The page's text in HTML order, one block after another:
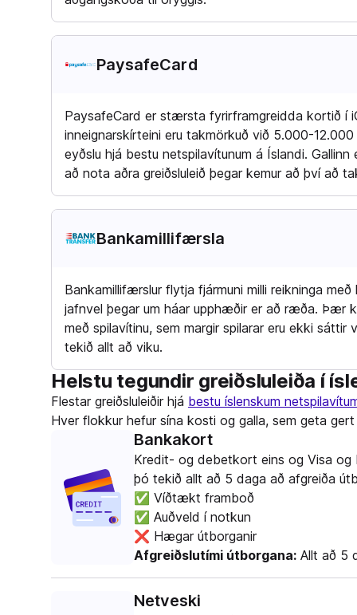
PaysafeCard
PaysafeCard er stærsta fyrirframgreidda kortið í
inneignarskírteini eru takmörkuð við 5.000-
eyðslu hjá bestu netspilavítunum á Íslandi.
að nota aðra greiðsluleið þegar kemur að því að
Bankamillifærsla
Bankamillifærslur flytja fjármuni milli reikninga
jafnvel þegar um háar upphæðir er að ræða. Þær
með spilavítinu, sem margir spilarar eru ekki
tekið allt að viku.
Helstu tegundir greiðsluleiða í
Flestar greiðsluleiðir hjá bestu íslenskum
Hver flokkur hefur sína kosti og galla, sem geta
Bankakort
Kredit- og debetkort eins og Visa og
þó tekið allt að 5 daga að afgreiða
✅ Víðtækt framboð
✅ Auðveld í notkun
❌ Hægar útborganir
Afgreiðslutími útborgana: Allt að 5
Netveski